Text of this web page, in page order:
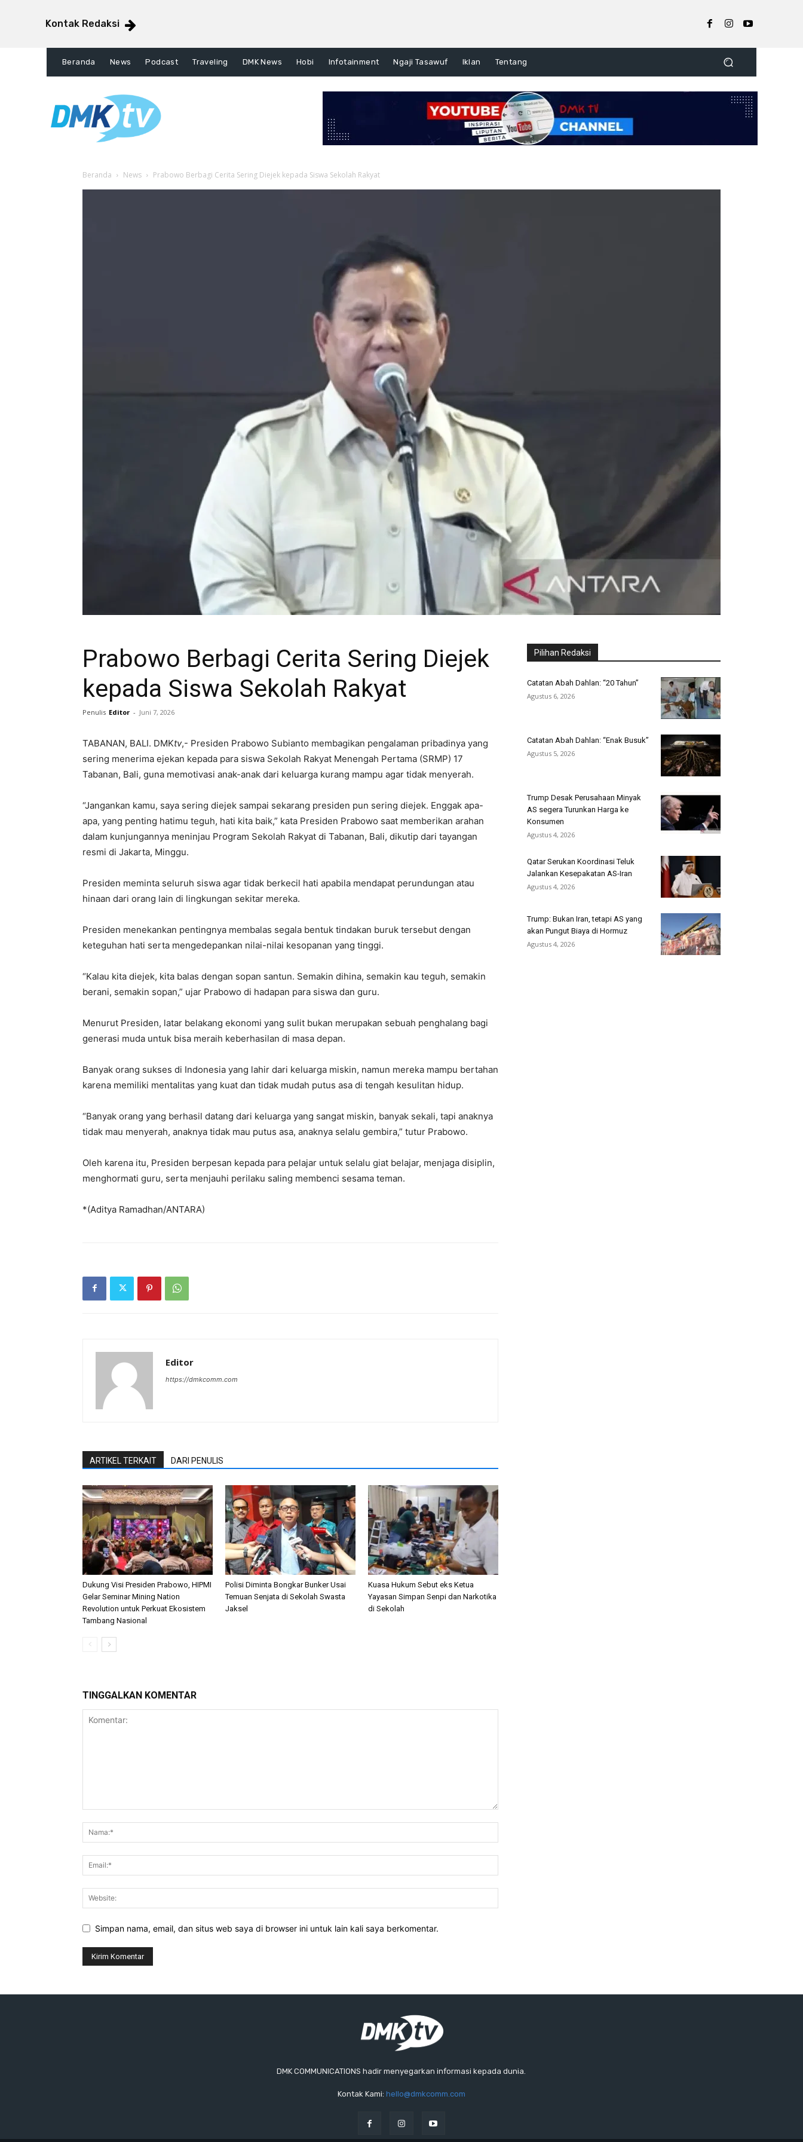
Kontak Redaksi
Beranda News Podcast Traveling DMK News Hobi Infotainment Ngaji Tasawuf Iklan Tentang
Beranda News Prabowo Berbagi Cerita Sering Diejek kepada Siswa Sekolah Rakyat
Prabowo Berbagi Cerita Sering Diejek
kepada Siswa Sekolah Rakyat
Penulis Editor - Juni 7, 2026
TABANAN, BALI. DMKtv,- Presiden Prabowo Subianto membagikan pengalaman pribadinya yang
sering menerima ejekan kepada para siswa Sekolah Rakyat Menengah Pertama (SRMP) 17
Tabanan, Bali, guna memotivasi anak-anak dari keluarga kurang mampu agar tidak menyerah.
“Jangankan kamu, saya sering diejek sampai sekarang presiden pun sering diejek. Enggak apa-
apa, yang penting hatimu teguh, hati kita baik,” kata Presiden Prabowo saat memberikan arahan
dalam kunjungannya meninjau Program Sekolah Rakyat di Tabanan, Bali, dikutip dari tayangan
resmi di Jakarta, Minggu.
Presiden meminta seluruh siswa agar tidak berkecil hati apabila mendapat perundungan atau
hinaan dari orang lain di lingkungan sekitar mereka.
Presiden menekankan pentingnya membalas segala bentuk tindakan buruk tersebut dengan
keteguhan hati serta mengedepankan nilai-nilai kesopanan yang tinggi.
“Kalau kita diejek, kita balas dengan sopan santun. Semakin dihina, semakin kau teguh, semakin
berani, semakin sopan,” ujar Prabowo di hadapan para siswa dan guru.
Menurut Presiden, latar belakang ekonomi yang sulit bukan merupakan sebuah penghalang bagi
generasi muda untuk bisa meraih keberhasilan di masa depan.
Banyak orang sukses di Indonesia yang lahir dari keluarga miskin, namun mereka mampu bertahan
karena memiliki mentalitas yang kuat dan tidak mudah putus asa di tengah kesulitan hidup.
“Banyak orang yang berhasil datang dari keluarga yang sangat miskin, banyak sekali, tapi anaknya
tidak mau menyerah, anaknya tidak mau putus asa, anaknya selalu gembira,” tutur Prabowo.
Oleh karena itu, Presiden berpesan kepada para pelajar untuk selalu giat belajar, menjaga disiplin,
menghormati guru, serta menjauhi perilaku saling membenci sesama teman.
*(Aditya Ramadhan/ANTARA)
Editor
https://dmkcomm.com
ARTIKEL TERKAIT DARI PENULIS
Dukung Visi Presiden Prabowo, HIPMI
Gelar Seminar Mining Nation
Revolution untuk Perkuat Ekosistem
Tambang Nasional
Polisi Diminta Bongkar Bunker Usai
Temuan Senjata di Sekolah Swasta
Jaksel
Kuasa Hukum Sebut eks Ketua
Yayasan Simpan Senpi dan Narkotika
di Sekolah
TINGGALKAN KOMENTAR
Simpan nama, email, dan situs web saya di browser ini untuk lain kali saya berkomentar.
Pilihan Redaksi
Catatan Abah Dahlan: “20 Tahun”
Agustus 6, 2026
Catatan Abah Dahlan: “Enak Busuk”
Agustus 5, 2026
Trump Desak Perusahaan Minyak
AS segera Turunkan Harga ke
Konsumen
Agustus 4, 2026
Qatar Serukan Koordinasi Teluk
Jalankan Kesepakatan AS-Iran
Agustus 4, 2026
Trump: Bukan Iran, tetapi AS yang
akan Pungut Biaya di Hormuz
Agustus 4, 2026
DMK COMMUNICATIONS hadir menyegarkan informasi kepada dunia.
Kontak Kami: hello@dmkcomm.com